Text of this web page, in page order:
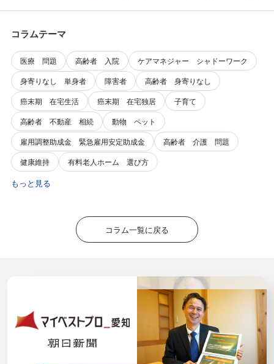
コラムテーマ
医療 問題 高齢者 入院
ケアマネジャー シャドーワーク
身寄りなし 単身者
障害者
高齢者 身寄りなし
癌末期 在宅生活
癌末期 在宅独居
子育て
高齢者 不動産 相続
動物 ペット
雇用調整助成金 緊急雇用安定助成金
高齢者 介護 問題
健康維持
有料老人ホーム 選び方
もっと見る
コラム一覧に戻る